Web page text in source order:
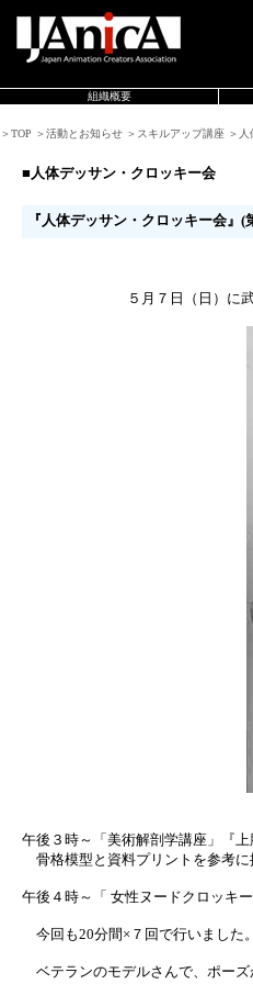
組織概要
＞TOP ＞活動とお知らせ ＞スキルアップ講座 ＞
■人体デッサン・クロッキー会
『人体デッサン・クロッキー会』
５月７日（日）に
午後３時～「美術解剖学講座」『
骨格模型と資料プリントを参考に
午後４時～「 女性ヌードクロッキー
今回も20分間×７回で行いました。
ベテランのモデルさんで、ポーズ